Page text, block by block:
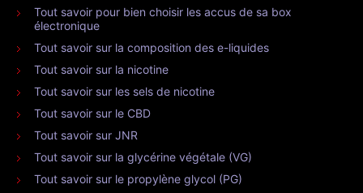
Tout savoir pour bien choisir les accus de sa box
électronique
Tout savoir sur la composition des e-liquides
Tout savoir sur la nicotine
Tout savoir sur les sels de nicotine
Tout savoir sur le CBD
Tout savoir sur JNR
Tout savoir sur la glycérine végétale (VG)
Tout savoir sur le propylène glycol (PG)